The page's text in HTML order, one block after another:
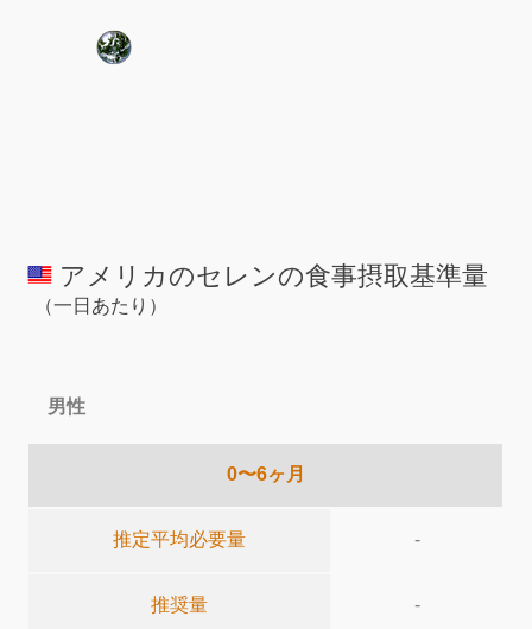
アメリカのセレンの食事摂取基準量
（一日あたり）
男性
0〜6ヶ月
推定平均必要量 -
推奨量 -